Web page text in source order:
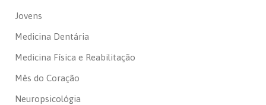
Jovens
Medicina Dentária
Medicina Física e Reabilitação
Mês do Coração
Neuropsicológia